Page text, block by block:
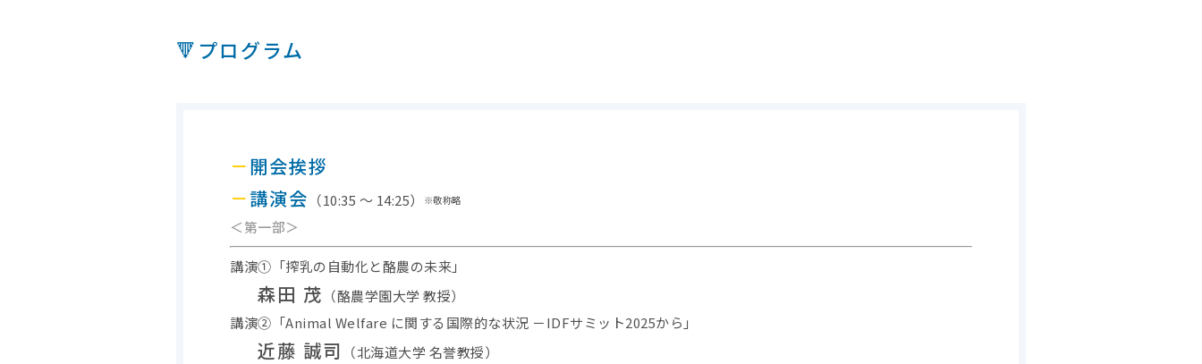
🔻プログラム
－開会挨拶
－講演会 （10:35 ～ 14:25） ※敬称略
＜第一部＞
講演①「搾乳の自動化と酪農の未来」
森田 茂 （酪農学園大学 教授）
講演②「Animal Welfare に関する国際的な状況 －IDFサミット2025から」
近藤 誠司
（北海道大学 名誉教授）